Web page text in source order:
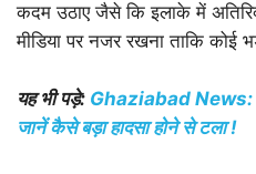
कदम उठाए जैसे कि इलाके में
मीडिया पर नजर रखना ताकि
यह भी पड़े: Ghaziabad News:
जानें कैसे बड़ा हादसा होने से टला !